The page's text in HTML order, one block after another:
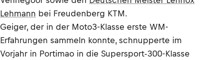
Lehmann bei Freudenberg KTM.
Geiger, der in der Moto3-Klasse erste WM-
Erfahrungen sammeln konnte, schnupperte im
Vorjahr in Portimao in die Supersport-300-Klasse